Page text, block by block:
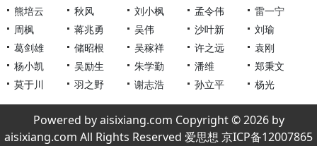
熊培云
秋风 刘小枫 孟令伟
雷一宁
周枫
蒋兆勇 吴伟 沙叶新
刘瑜
葛剑雄
储昭根 吴稼祥 许之远
袁刚
杨小凯
吴励生 朱学勤 潘维
郑秉文
莫于川
羽之野 谢志浩 孙立平 杨光
Powered by aisixiang.com Copyright © 2026 by
aisixiang.com All Rights Reserved 爱思想 京ICP备12007865